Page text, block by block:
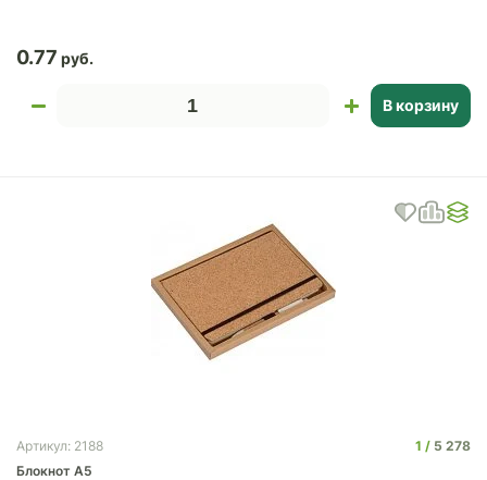
0.77
В корзину
Артикул: 2188 1
5 278
Блокнот A5